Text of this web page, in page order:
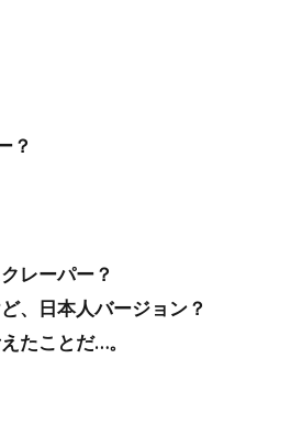
？
レーパー？
、日本人バージョン？
たことだ…。